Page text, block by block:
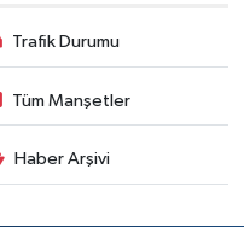
Trafik Durumu
Tüm Manşetler
Haber Arşivi